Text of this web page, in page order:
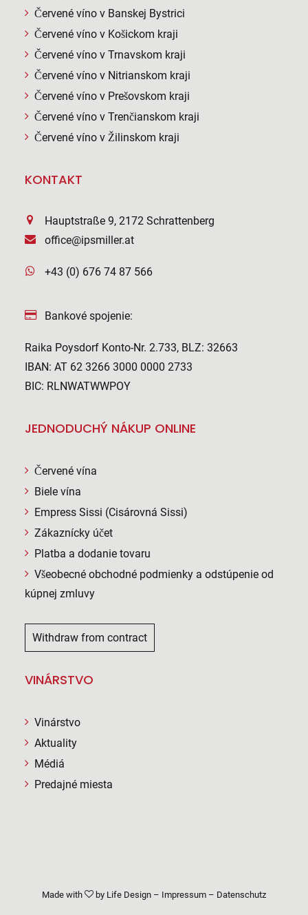
Červené víno v Banskej Bystrici
Červené víno v Košickom kraji
Červené víno v Trnavskom kraji
Červené víno v Nitrianskom kraji
Červené víno v Prešovskom kraji
Červené víno v Trenčianskom kraji
Červené víno v Žilinskom kraji
KONTAKT
Hauptstraße 9, 2172 Schrattenberg
office@ipsmiller.at
+43 (0) 676 74 87 566
Bankové spojenie:
Raika Poysdorf Konto-Nr. 2.733, BLZ: 32663
IBAN: AT 62 3266 3000 0000 2733
BIC: RLNWATWWPOY
JEDNODUCHÝ NÁKUP ONLINE
Červené vína
Biele vína
Empress Sissi (Cisárovná Sissi)
Zákaznícky účet
Platba a dodanie tovaru
Všeobecné obchodné podmienky a odstúpenie od
kúpnej zmluvy
Withdraw from contract
VINÁRSTVO
Vinárstvo
Aktuality
Médiá
Predajné miesta
Made with by Life Design – Impressum – Datenschutz